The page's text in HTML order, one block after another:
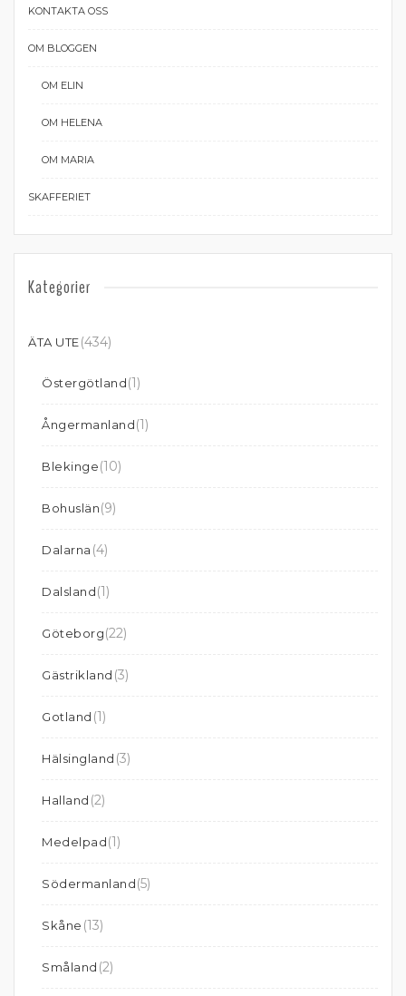
KONTAKTA OSS
OM BLOGGEN
OM ELIN
OM HELENA
OM MARIA
SKAFFERIET
Kategorier
ÄTA UTE(434)
Östergötland(1)
Ångermanland(1)
Blekinge(10)
Bohuslän(9)
Dalarna (4)
Dalsland(1)
Göteborg(22)
Gästrikland (3)
Gotland (1)
Hälsingland (3)
Halland (2)
Medelpad(1)
Södermanland(5)
Skåne (13)
Småland (2)